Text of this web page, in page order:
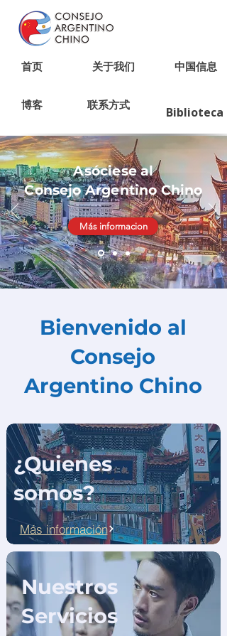
首页 关于我们 中国信息
博客 联系方式 Biblioteca
Asóciese al
Consejo Argentino Chino
Más informacion
Bienvenido al
Consejo
Argentino Chino
Más información
¿Quienes
somos?
Nuestros
Servicios